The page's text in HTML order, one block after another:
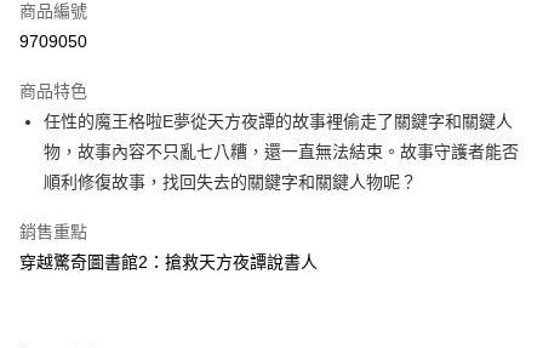
LINE Pay
大哥付你分期
相關說明
【大哥付你分期使用說明】
1.本服務由台灣大哥大提供，台灣大哥大用戶可立即使用無須另外申請。
流程，驗證手機門號後，選擇欲分期的期數、繳款截止日，確認付款後即完
成交易。
AFTEE先享後付
相關說明
AFTEE先享後付是「在收到商品之後才付款」的支付方式。 讓您購物簡單
ATM付款
商品編號
9709050
商品特色
任性的魔王格啦E夢從天方夜譚的故事裡偷走了關鍵字和關鍵人
物，故事內容不只亂七八糟，還一直無法結束。故事守護者能否
順利修復故事，找回失去的關鍵字和關鍵人物呢？
銷售重點
穿越驚奇圖書館2：搶救天方夜譚說書人